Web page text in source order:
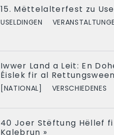
15. Mëttelalterfest zu
USELDINGEN
Iwwer Land a Leit: En
Éislek fir al Rettungsween
[NATIONAL] VERSCHIEDENES
40 Joer Stëftung Hëllef
Kalebrun »